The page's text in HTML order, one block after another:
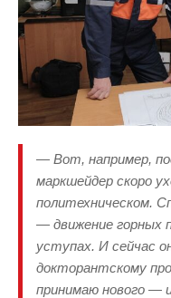
— Вот, например,
маркшейдер скоро
политехническом.
— движение горных
уступах. И сейчас
докторантскому
принимаю нового —